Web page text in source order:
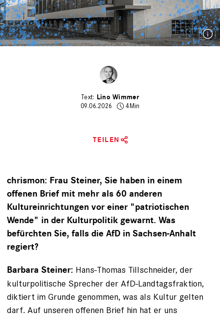
Lino Wimmer
09.06.2026
4Min
TEILEN
chrismon: Frau Steiner, Sie haben in einem
offenen Brief mit mehr als 60 anderen
Kultureinrichtungen vor einer "patriotischen
Wende" in der Kulturpolitik gewarnt. Was
befürchten Sie, falls die AfD in Sachsen-Anhalt
regiert?
Barbara Steiner: Hans-Thomas Tillschneider, der
kulturpolitische Sprecher der AfD-Landtagsfraktion,
diktiert im Grunde genommen, was als Kultur gelten
darf. Auf unseren offenen Brief hin hat er uns